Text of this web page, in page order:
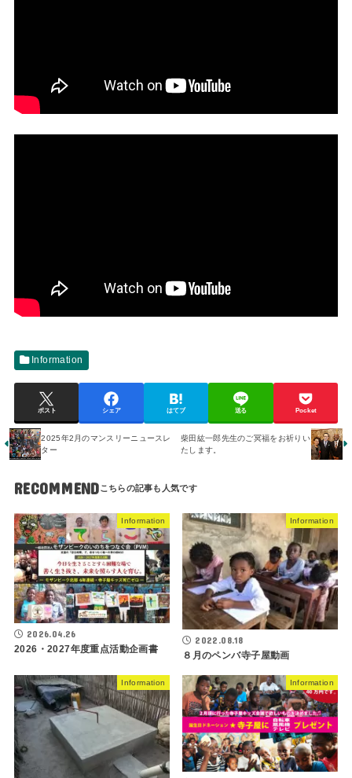
Information
ポスト シェア はてブ 送る Pocket
2025年2月のマンスリーニュースレ
ター
柴田紘一郎先生のご冥福をお祈りい
たします。
RECOMMEND
Information
2026.04.26
2026・2027年度重点活動企画書
Information
2022.08.18
８月のペンバ寺子屋動画
Information Information